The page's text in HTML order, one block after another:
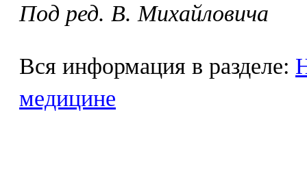
Под ред. В. Михайловича
Вся информация в разделе:
медицине